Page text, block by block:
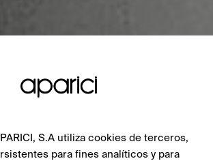
S.A utiliza cookies de terceros,
para fines analíticos y para